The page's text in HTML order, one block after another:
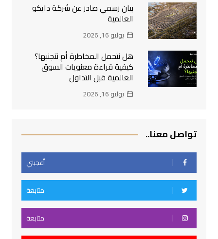
بيان رسمي صادر عن شركة دايكو
العالمية
يوليو 16, 2026
هل نتحمل المخاطرة أم نتجنبها؟
كيفية قراءة معنويات السوق
العالمية قبل التداول
يوليو 16, 2026
تواصل معنا..
أعجبني
متابعة
متابعة